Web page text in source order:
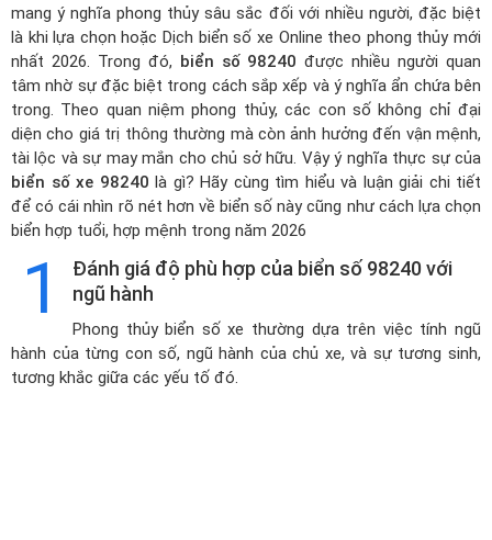
mang ý nghĩa phong thủy sâu sắc đối với nhiều người, đặc biệt
là khi lựa chọn hoặcDịch biển số xe Online theo phong thủy mới
nhất 2026. Trong đó, biển số 98240 được nhiều người quan
tâm nhờ sự đặc biệt trong cách sắp xếp và ý nghĩa ẩn chứa bên
trong. Theo quan niệm phong thủy, các con số không chỉ đại
diện cho giá trị thông thường mà còn ảnh hưởng đến vận mệnh,
tài lộc và sự may mắn cho chủ sở hữu. Vậy ý nghĩa thực sự của
biển số xe 98240 là gì? Hãy cùng tìm hiểu và luận giải chi tiết
để có cái nhìn rõ nét hơn về biển số này cũng như cách lựa chọn
biển hợp tuổi, hợp mệnh trong năm 2026
1
Đánh giá độ phù hợp của biển số 98240 với
ngũ hành
Phong thủy biển số xe thường dựa trên việc tính ngũ
hành của từng con số, ngũ hành của chủ xe, và sự tương sinh,
tương khắc giữa các yếu tố đó.